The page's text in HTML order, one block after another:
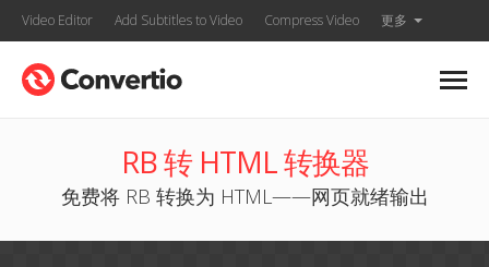
Video Editor Add Subtitles to Video Compress Video 更多
RB 转 HTML 转换器
免费将 RB 转换为 HTML——网页就绪输出